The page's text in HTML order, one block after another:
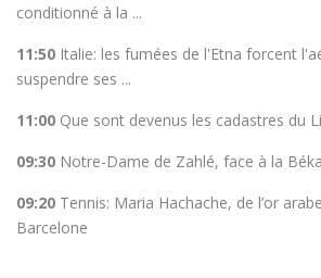
conditionné à la ...
11:50 Italie: les fumées de l'Etna forcent
suspendre ses ...
11:00 Que sont devenus les cadastres du
09:30 Notre-Dame de Zahlé, face à la
09:20 Tennis: Maria Hachache, de l’or
Barcelone